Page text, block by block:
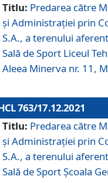
Titlu: Predarea către
și Administrației prin
S.A., a terenului
Sală de Sport Liceul
Aleea Minerva nr. 11,
763/17.12.2021
Titlu: Predarea către
și Administrației prin
S.A., a terenului
Sală de Sport Școala